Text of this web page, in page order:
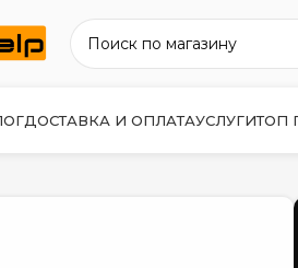
ДОСТАВКА И ОПЛАТАУСЛУГИТОП